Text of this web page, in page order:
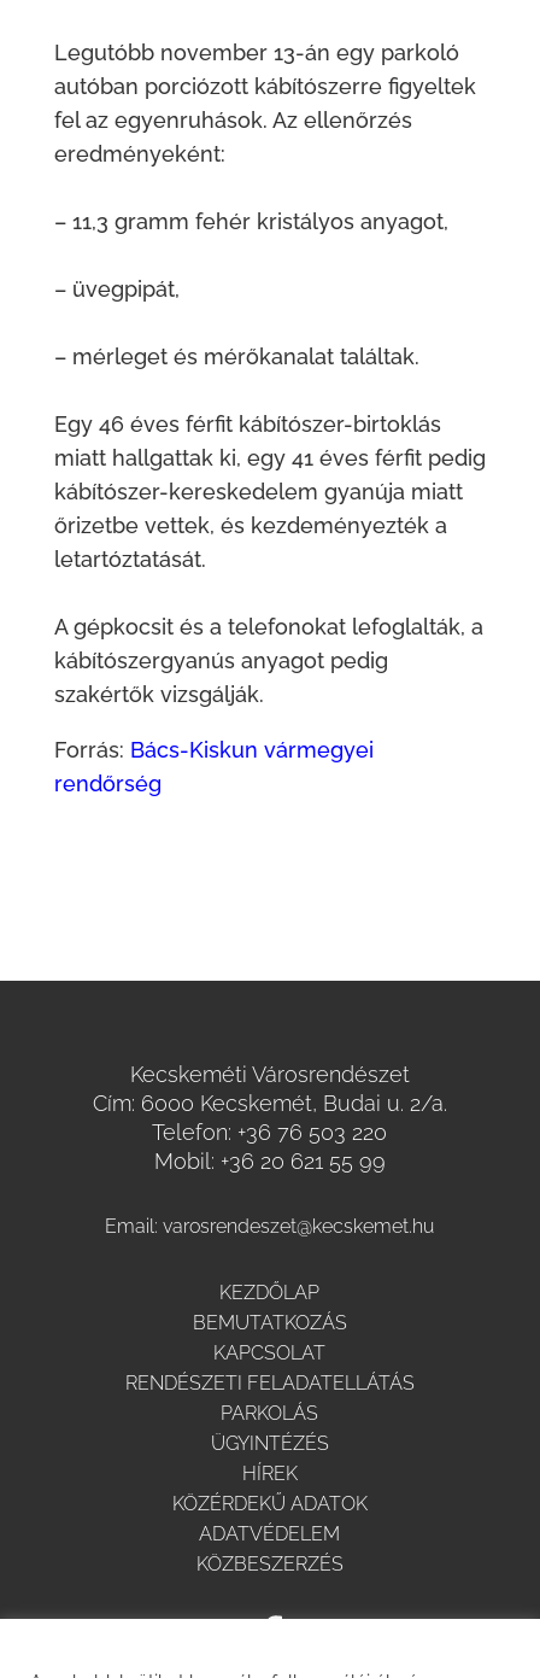
Legutóbb november 13-án egy parkoló
autóban porciózott kábítószerre figyeltek
fel az egyenruhások. Az ellenőrzés
eredményeként:
– 11,3 gramm fehér kristályos anyagot,
– üvegpipát,
– mérleget és mérőkanalat találtak.
Egy 46 éves férfit kábítószer-birtoklás
miatt hallgattak ki, egy 41 éves férfit pedig
kábítószer-kereskedelem gyanúja miatt
őrizetbe vettek, és kezdeményezték a
letartóztatását.
A gépkocsit és a telefonokat lefoglalták, a
kábítószergyanús anyagot pedig
szakértők vizsgálják.
Forrás: Bács-Kiskun vármegyei
rendőrség
Kecskeméti Városrendészet
Cím: 6000 Kecskemét, Budai u. 2/a.
Telefon: +36 76 503 220
Mobil: +36 20 621 55 99
Email:varosrendeszet@kecskemet.hu
KEZDŐLAP
BEMUTATKOZÁS
KAPCSOLAT
RENDÉSZETI FELADATELLÁTÁS
PARKOLÁS
ÜGYINTÉZÉS
HÍREK
KÖZÉRDEKŰ ADATOK
ADATVÉDELEM
KÖZBESZERZÉS